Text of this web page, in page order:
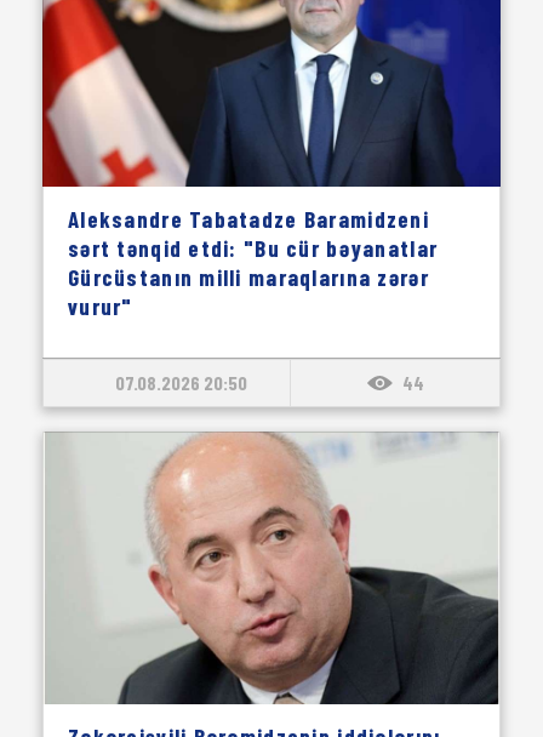
Aleksandre Tabatadze Baramidzeni
sərt tənqid etdi: "Bu cür bəyanatlar
Gürcüstanın milli maraqlarına zərər
vurur"
07.08.2026 20:50 44